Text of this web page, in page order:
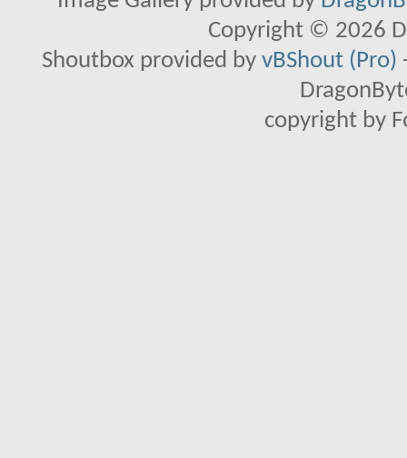
Copyright © 2026
Shoutbox provided by vBShout (Pro)
copyright by